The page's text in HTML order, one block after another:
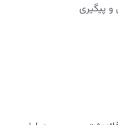
و پیگیری